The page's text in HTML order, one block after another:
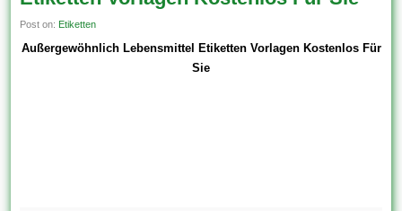
Post on: Etiketten
Außergewöhnlich Lebensmittel Etiketten Vorlagen Kostenlos Für
Sie